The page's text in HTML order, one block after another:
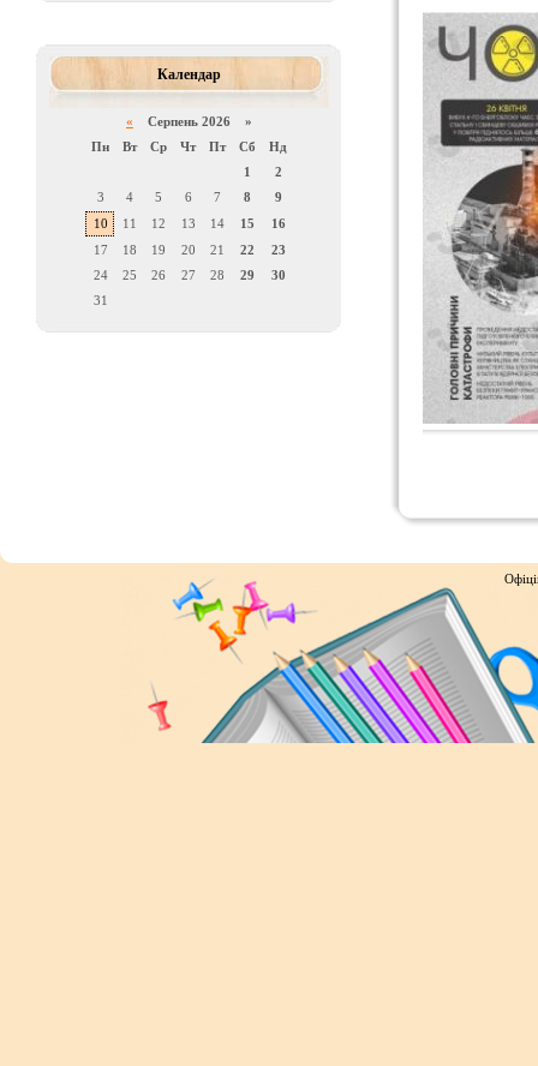
Календар
« Серпень 2026 »
Пн
Вт Ср Чт Пт Сб
Нд
1
2
3
4 5 6 7 8
9
10
11 12 13 14 15
16
17
18 19 20 21 22
23
24
25 26 27 28 29
30
31